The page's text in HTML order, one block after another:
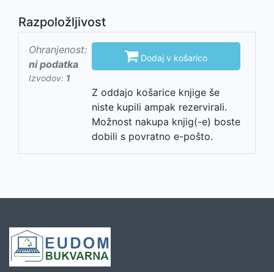
Razpoložljivost
Ohranjenost:
ni podatka
Izvodov: 1
 Dodaj v košarico
Z oddajo košarice knjige še
niste kupili ampak rezervirali.
Možnost nakupa knjig(-e) boste
dobili s povratno e-pošto.